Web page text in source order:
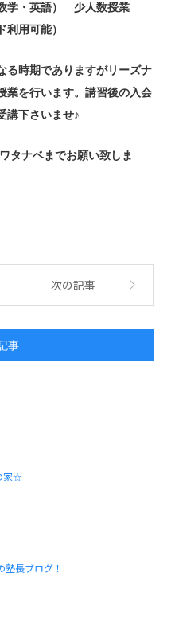
学・英語） 少人数授業
用可能）
る時期でありますがリーズナ
業を行います。講習後の入会
受講下さいませ♪
ナベまでお願い致しま
次の記事
事
家☆
塾長ブログ！